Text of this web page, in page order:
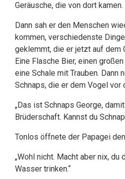
Geräusche, die von dort kamen.
Dann sah er den Menschen
kommen, verschiedenste
geklemmt, die er jetzt auf dem
Eine Flasche Bier, einen
eine Schale mit Trauben. Dann
Schnaps, die er dem Vogel vor
„Das ist Schnaps George,
Brüderschaft. Kannst du
Tonlos öffnete der Papagei
„Wohl nicht. Macht aber nix,
Wasser trinken.“